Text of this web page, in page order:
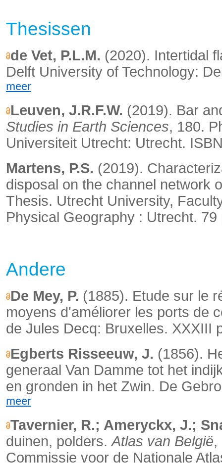
Thesissen
de Vet, P.L.M. (2020). Intertidal
Delft University of Technology:
meer
Leuven, J.R.F.W. (2019). Bar
Studies in Earth Sciences, 180.
Universiteit Utrecht: Utrecht.
Martens, P.S. (2019).
disposal on the channel network
Thesis. Utrecht University,
Physical Geography : Utrecht.
Andere
De Mey, P. (1885). Etude sur le
moyens d'améliorer les ports de
de Jules Decq: Bruxelles. XXXIII
Egberts Risseeuw, J. (1856).
generaal Van Damme tot het
en gronden in het Zwin. De
meer
Tavernier, R.; Ameryckx, J.;
duinen, polders.Atlas van België,
Commissie voor de Nationale